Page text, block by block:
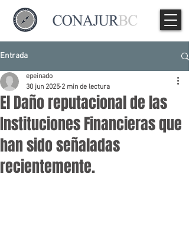
Entrada
El Daño reputacional de las
Instituciones Financieras que
han sido señaladas
recientemente.
epeinado
30 jun 2025 2 min de lectura